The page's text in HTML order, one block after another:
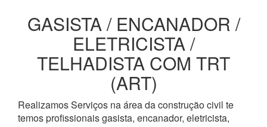
GASISTA / ENCANADOR /
ELETRICISTA /
TELHADISTA COM TRT
(ART)
Realizamos Serviços na área da construção civil te
temos profissionais gasista, encanador, eletricista,